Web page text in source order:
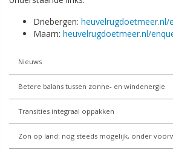
Nieuws
Betere balans tussen zonne- en windenergie
Transities integraal oppakken
Zon op land: nog steeds mogelijk, onder
Driebergen: heuvelrugdoetmeer.nl/
Maarn: heuvelrugdoetmeer.nl/